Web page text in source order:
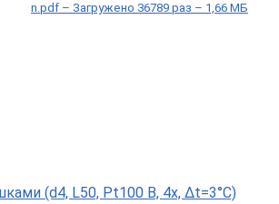
n.pdf – Загружено 36789 раз – 1,66 МБ